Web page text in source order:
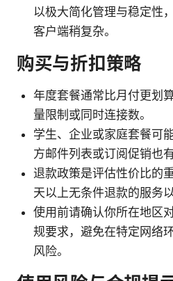
以极大简化管理与稳定性
客户端稍复杂。
购买与折扣策略
年度套餐通常比月付更划
量限制或同时连接数。
学生、企业或家庭套餐可
方邮件列表或订阅促销也
退款政策是评估性价比的
天以上无条件退款的服务
使用前请确认你所在地区
规要求，避免在特定网络
风险。